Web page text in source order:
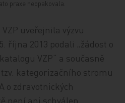
praxe neopakovala.
VZP uveřejnila výzvu
října 2013 podali „žádost o
VZP“ a současně
kategorizačního stromu
o zdravotnických
není ani schválen.